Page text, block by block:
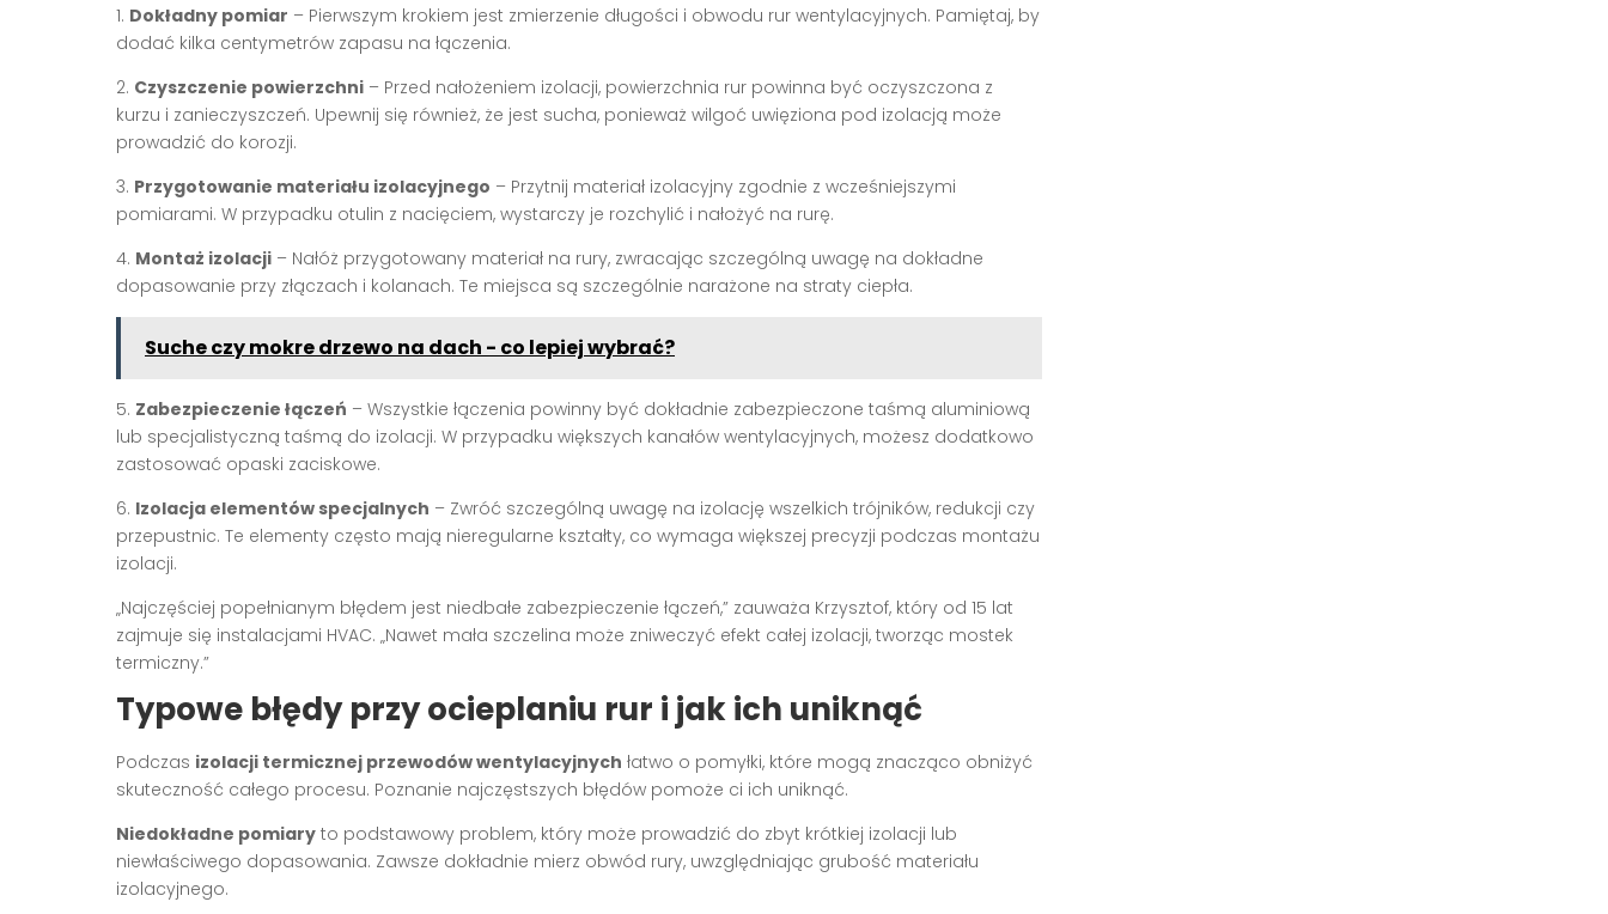
1. Dokładny pomiar – Pierwszym krokiem jest zmierzenie długości i obwodu rur wentylacyjnych. Pamiętaj, by
dodać kilka centymetrów zapasu na łączenia.
2. Czyszczenie powierzchni – Przed nałożeniem izolacji, powierzchnia rur powinna być oczyszczona z
kurzu i zanieczyszczeń. Upewnij się również, że jest sucha, ponieważ wilgoć uwięziona pod izolacją może
prowadzić do korozji.
3. Przygotowanie materiału izolacyjnego – Przytnij materiał izolacyjny zgodnie z wcześniejszymi
pomiarami. W przypadku otulin z nacięciem, wystarczy je rozchylić i nałożyć na rurę.
4. Montaż izolacji – Nałóż przygotowany materiał na rury, zwracając szczególną uwagę na dokładne
dopasowanie przy złączach i kolanach. Te miejsca są szczególnie narażone na straty ciepła.
Suche czy mokre drzewo na dach - co lepiej wybrać?
5. Zabezpieczenie łączeń – Wszystkie łączenia powinny być dokładnie zabezpieczone taśmą aluminiową
lub specjalistyczną taśmą do izolacji. W przypadku większych kanałów wentylacyjnych, możesz dodatkowo
zastosować opaski zaciskowe.
6. Izolacja elementów specjalnych – Zwróć szczególną uwagę na izolację wszelkich trójników, redukcji czy
przepustnic. Te elementy często mają nieregularne kształty, co wymaga większej precyzji podczas montażu
izolacji.
„Najczęściej popełnianym błędem jest niedbałe zabezpieczenie łączeń,” zauważa Krzysztof, który od 15 lat
zajmuje się instalacjami HVAC. „Nawet mała szczelina może zniweczyć efekt całej izolacji, tworząc mostek
termiczny.”
Typowe błędy przy ocieplaniu rur i jak ich uniknąć
Podczas izolacji termicznej przewodów wentylacyjnych łatwo o pomyłki, które mogą znacząco obniżyć
skuteczność całego procesu. Poznanie najczęstszych błędów pomoże ci ich uniknąć.
Niedokładne pomiary to podstawowy problem, który może prowadzić do zbyt krótkiej izolacji lub
niewłaściwego dopasowania. Zawsze dokładnie mierz obwód rury, uwzględniając grubość materiału
izolacyjnego.